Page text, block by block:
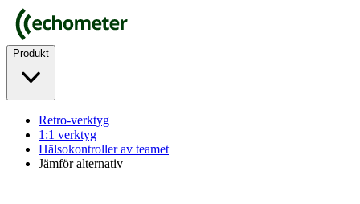
Produkt
Retro-verktyg
1:1 verktyg
Hälsokontroller av teamet
Jämför alternativ